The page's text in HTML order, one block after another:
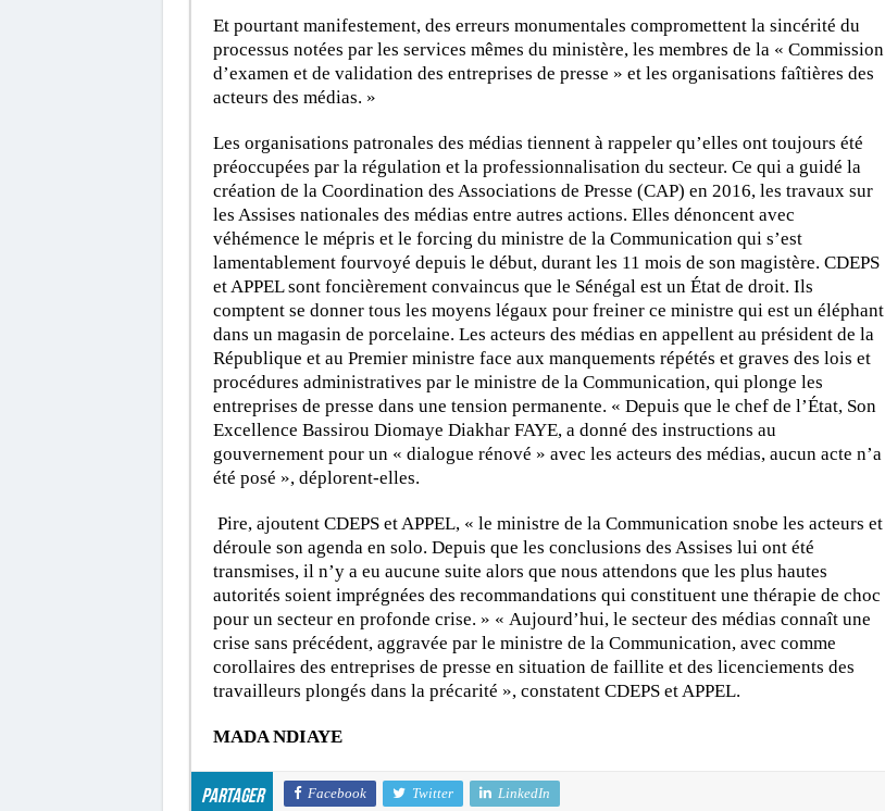
Et pourtant manifestement, des erreurs monumentales compromettent la sincérité du
processus notées par les services mêmes du ministère, les membres de la « Commission
d’examen et de validation des entreprises de presse » et les organisations faîtières des
acteurs des médias. »
Les organisations patronales des médias tiennent à rappeler qu’elles ont toujours été
préoccupées par la régulation et la professionnalisation du secteur. Ce qui a guidé la
création de la Coordination des Associations de Presse (CAP) en 2016, les travaux sur
les Assises nationales des médias entre autres actions. Elles dénoncent avec
véhémence le mépris et le forcing du ministre de la Communication qui s’est
lamentablement fourvoyé depuis le début, durant les 11 mois de son magistère. CDEPS
et APPEL sont foncièrement convaincus que le Sénégal est un État de droit. Ils
comptent se donner tous les moyens légaux pour freiner ce ministre qui est un éléphant
dans un magasin de porcelaine. Les acteurs des médias en appellent au président de la
République et au Premier ministre face aux manquements répétés et graves des lois et
procédures administratives par le ministre de la Communication, qui plonge les
entreprises de presse dans une tension permanente. « Depuis que le chef de l’État, Son
Excellence Bassirou Diomaye Diakhar FAYE, a donné des instructions au
gouvernement pour un « dialogue rénové » avec les acteurs des médias, aucun acte n’a
été posé », déplorent-elles.
Pire, ajoutent CDEPS et APPEL, « le ministre de la Communication snobe les acteurs et
déroule son agenda en solo. Depuis que les conclusions des Assises lui ont été
transmises, il n’y a eu aucune suite alors que nous attendons que les plus hautes
autorités soient imprégnées des recommandations qui constituent une thérapie de choc
pour un secteur en profonde crise. » « Aujourd’hui, le secteur des médias connaît une
crise sans précédent, aggravée par le ministre de la Communication, avec comme
corollaires des entreprises de presse en situation de faillite et des licenciements des
travailleurs plongés dans la précarité », constatent CDEPS et APPEL.
MADA NDIAYE
Partager Facebook Twitter LinkedIn